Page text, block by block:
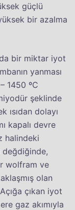
güçlü
bir azalma
bir miktar iyot
yanması
1450 ºC
şeklinde
ısıdan dolayı
kapalı devre
halindeki
wolfram ve
olan
çıkan iyot
gaz akımıyla